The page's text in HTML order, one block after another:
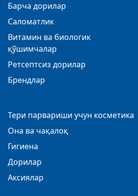
Барча дорилар
Саломатлик
Витамин ва биологик
қўшимчалар
Ретсептсиз дорилар
Брендлар
Тери парвариши учун косметика
Она ва чақалоқ
Гигиена
Дорилар
Аксиялар